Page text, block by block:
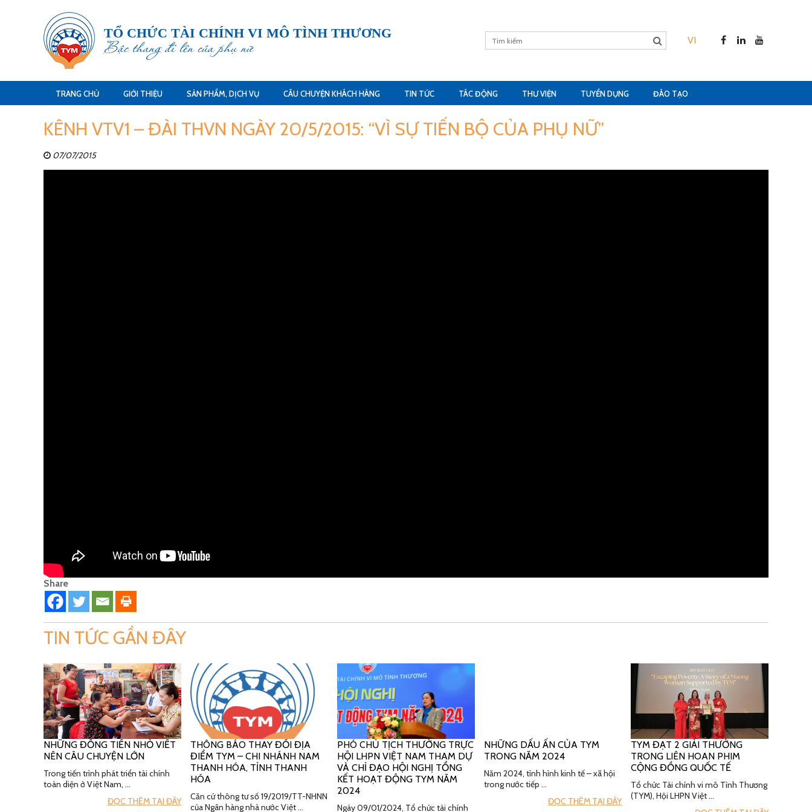
TỔ CHỨC TÀI CHÍNH VI MÔ TÌNH THƯƠNG
Bậc thang đi lên của phụ nữ VI
TRANG CHỦ GIỚI THIỆU SẢN PHẨM, DỊCH VỤ CÂU CHUYỆN KHÁCH HÀNG TIN TỨC TÁC ĐỘNG THƯ VIỆN TUYỂN DỤNG ĐÀO TẠO
KÊNH VTV1 – ĐÀI THVN NGÀY 20/5/2015: “VÌ SỰ TIẾN BỘ CỦA PHỤ NỮ”
07/07/2015
Share
TIN TỨC GẦN ĐÂY
NHỮNG ĐỒNG TIỀN NHỎ VIẾT
NÊN CÂU CHUYỆN LỚN
Trong tiến trình phát triển tài chính
toàn diện ở Việt Nam, …
ĐỌC THÊM TẠI ĐÂY
THÔNG BÁO THAY ĐỔI ĐỊA
ĐIỂM TYM – CHI NHÁNH NAM
THANH HÓA, TỈNH THANH
HÓA
Căn cứ thông tư số 19/2019/TT-NHNN
của Ngân hàng nhà nước Việt …
PHÓ CHỦ TỊCH THƯỜNG TRỰC
HỘI LHPN VIỆT NAM THAM DỰ
VÀ CHỈ ĐẠO HỘI NGHỊ TỔNG
KẾT HOẠT ĐỘNG TYM NĂM
2024
Ngày 09/01/2024, Tổ chức tài chính
NHỮNG DẤU ẤN CỦA TYM
TRONG NĂM 2024
Năm 2024, tình hình kinh tế – xã hội
trong nước tiếp …
ĐỌC THÊM TẠI ĐÂY
TYM ĐẠT 2 GIẢI THƯỞNG
TRONG LIÊN HOAN PHIM
CỘNG ĐỒNG QUỐC TẾ
Tổ chức Tài chính vi mô Tình Thương
(TYM), Hội LHPN Việt …